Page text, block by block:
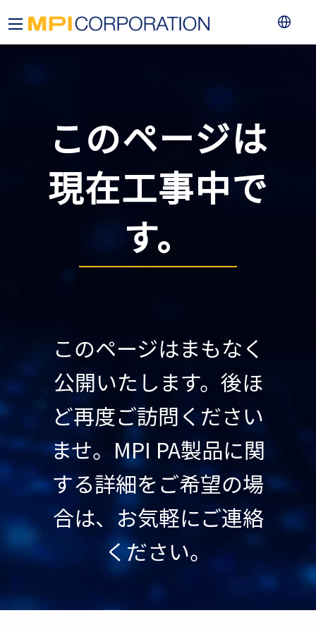
このページは
現在工事中で
す。
このページはまもなく
公開いたします。後ほ
ど再度ご訪問ください
ませ。MPI PA製品に関
する詳細をご希望の場
合は、お気軽にご連絡
ください。